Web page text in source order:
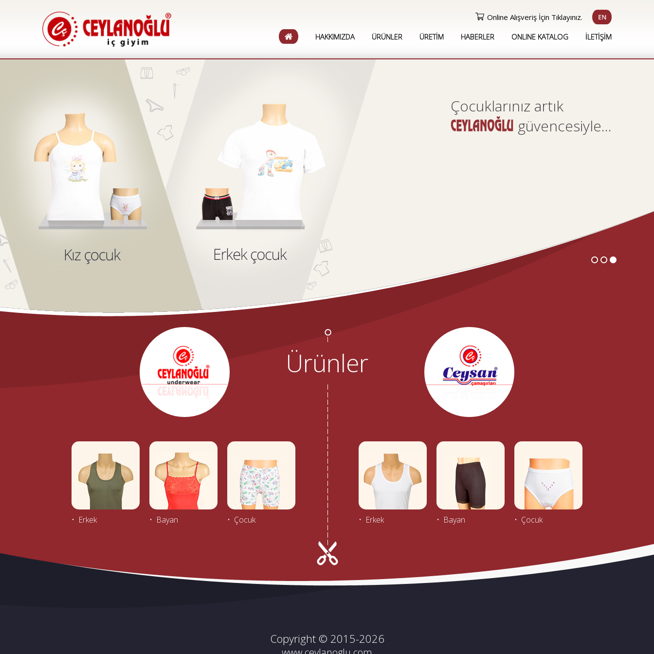
Online Alışveriş İçin Tıklayınız.
HAKKIMIZDA
ÜRÜNLER ÜRETİM HABERLER ONLINE KATALOG İLETİŞİM
Hoşgeldiniz...
Çocuklarınız artık
güvencesiyle...
Ürünler
• Erkek • Bayan • Çocuk • Erkek • Bayan • Çocuk
Copyright © 2015-2026